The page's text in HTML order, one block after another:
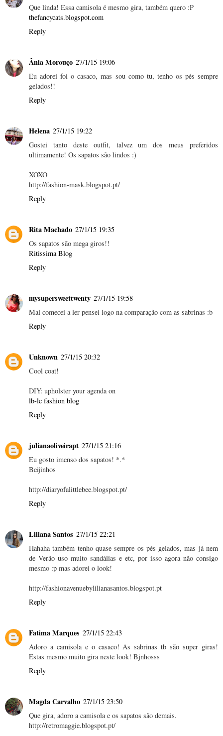
Que linda! Essa camisola é mesmo gira, também quero :P
thefancycats.blogspot.com
Reply
Ânia Morouço 27/1/15 19:06
Eu adorei foi o casaco, mas sou como tu, tenho os pés sempre
gelados!!
Reply
Helena 27/1/15 19:22
Gostei tanto deste outfit, talvez um dos meus preferidos
ultimamente! Os sapatos são lindos :)
XOXO
http://fashion-mask.blogspot.pt/
Reply
Rita Machado 27/1/15 19:35
Os sapatos são mega giros!!
Ritissima Blog
Reply
mysupersweettwenty 27/1/15 19:58
Mal comecei a ler pensei logo na comparação com as sabrinas :b
Reply
Unknown 27/1/15 20:32
Cool coat!
DIY: upholster your agenda on
lb-lc fashion blog
Reply
julianaoliveirapt 27/1/15 21:16
Eu gosto imenso dos sapatos! *.*
Beijinhos
http://diaryofalittlebee.blogspot.pt/
Reply
Liliana Santos 27/1/15 22:21
Hahaha também tenho quase sempre os pés gelados, mas já nem
de Verão uso muito sandálias e etc, por isso agora não consigo
mesmo :p mas adorei o look!
http://fashionavenuebylilianasantos.blogspot.pt
Reply
Fatima Marques 27/1/15 22:43
Adoro a camisola e o casaco! As sabrinas tb são super giras!
Estas mesmo muito gira neste look! Bjnhosss
Reply
Magda Carvalho 27/1/15 23:50
Que gira, adoro a camisola e os sapatos são demais.
http://retromaggie.blogspot.pt/